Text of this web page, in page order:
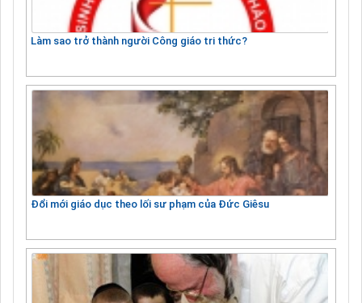
Làm sao trở thành người Công giáo tri thức?
Đổi mới giáo dục theo lối sư phạm của Đức Giêsu